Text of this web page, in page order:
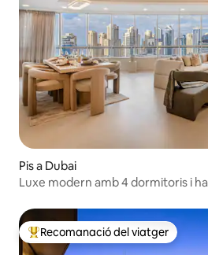
Pis a Dubai
Luxe modern amb 4 dormitoris i
Principals recomanacions dels
Recomanació del viatger